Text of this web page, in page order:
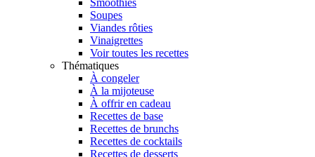
Smoothies
Soupes
Viandes rôties
Vinaigrettes
Voir toutes les recettes
Thématiques
À congeler
À la mijoteuse
À offrir en cadeau
Recettes de base
Recettes de brunchs
Recettes de cocktails
Recettes de desserts